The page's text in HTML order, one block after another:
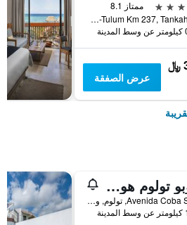
ممتاز 8.1
Carretera Federal Cancun-Tulum Km 237, Tankah Iii, تولوم, ولاية كينتانا رو, المكسيك
عرض الصفقة
توبو تولوم هوستل - يونيك ستاي
Avenida Coba Sur, تولوم, ولاية كينتانا رو, المكسيك